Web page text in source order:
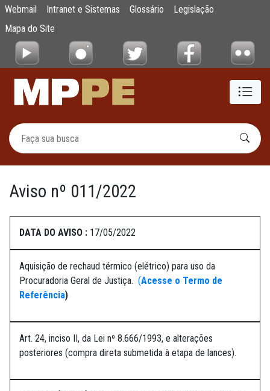
Pular para o Conteúdo principal
Aviso nº 011/2022
Webmail Intranet e Sistemas Glossário
Legislação
Mapa do Site
Aviso nº 011/2022
DATA DO AVISO : 17/05/2022
Aquisição de rechaud térmico (elétrico) para uso da
Procuradoria Geral de Justiça. (Acesse o Termo de
Referência)
Art. 24, inciso II, da Lei nº 8.666/1993, e alterações
posteriores (compra direta submetida à etapa de lances).